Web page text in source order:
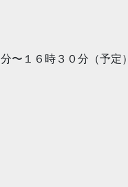
１６時３０分（予定）